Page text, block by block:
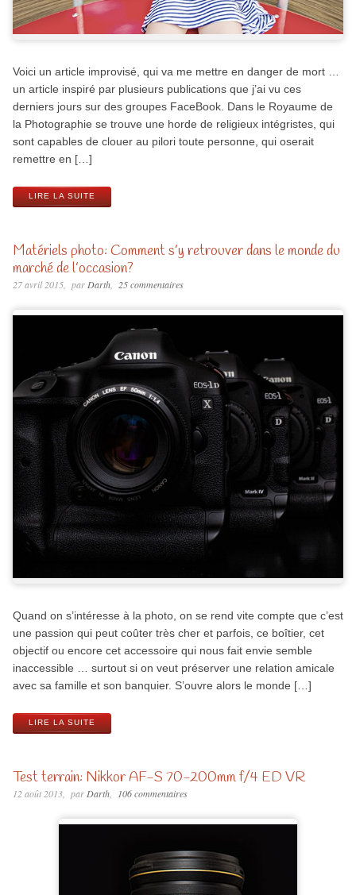
Voici un article improvisé, qui va me mettre en danger de mort …
un article inspiré par plusieurs publications que j’ai vu ces
derniers jours sur des groupes FaceBook. Dans le Royaume de
la Photographie se trouve une horde de religieux intégristes, qui
sont capables de clouer au pilori toute personne, qui oserait
remettre en […]
LIRE LA SUITE
Matériels photo: Comment s’y retrouver dans le monde du
marché de l’occasion?
27 avril 2015 par Darth 25 commentaires
Quand on s’intéresse à la photo, on se rend vite compte que c’est
une passion qui peut coûter très cher et parfois, ce boîtier, cet
objectif ou encore cet accessoire qui nous fait envie semble
inaccessible … surtout si on veut préserver une relation amicale
avec sa famille et son banquier. S’ouvre alors le monde […]
LIRE LA SUITE
Test terrain: Nikkor AF-S 70-200mm f/4 ED VR
12 août 2013 par Darth 106 commentaires